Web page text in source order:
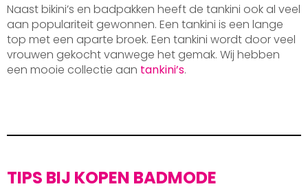
Naast bikini’s en badpakken heeft de tankini ook al veel
aan populariteit gewonnen. Een tankini is een lange
top met een aparte broek. Een tankini wordt door veel
vrouwen gekocht vanwege het gemak. Wij hebben
een mooie collectie aan tankini’s.
TIPS BIJ KOPEN BADMODE